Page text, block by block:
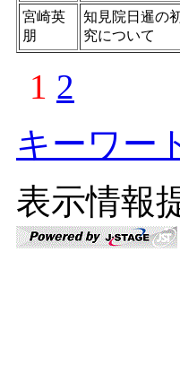
宮崎英
朋
知見院日暹の
究について
1 2
キーワー
表示情報